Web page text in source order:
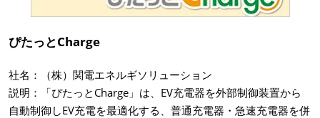
ぴたっとCharge
社名：（株）関電エネルギソリューション
説明：「ぴたっとCharge」は、EV充電器を外部制御装置から
自動制御しEV充電を最適化する、普通充電器・急速充電器を併